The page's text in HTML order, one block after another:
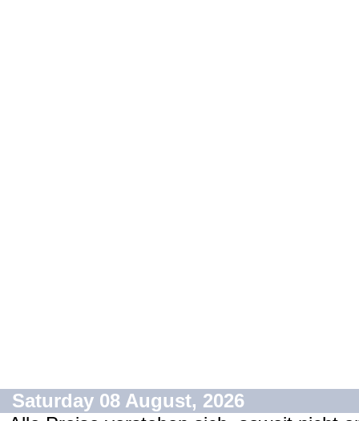
Saturday 08 August, 2026